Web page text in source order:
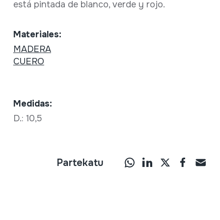
está pintada de blanco, verde y rojo.
Materiales:
MADERA
CUERO
Medidas:
D.: 10,5
Partekatu